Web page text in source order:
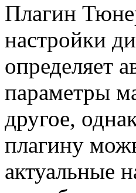
Плагин
настройки
определяет
параметры
другое,
плагину
актуальные